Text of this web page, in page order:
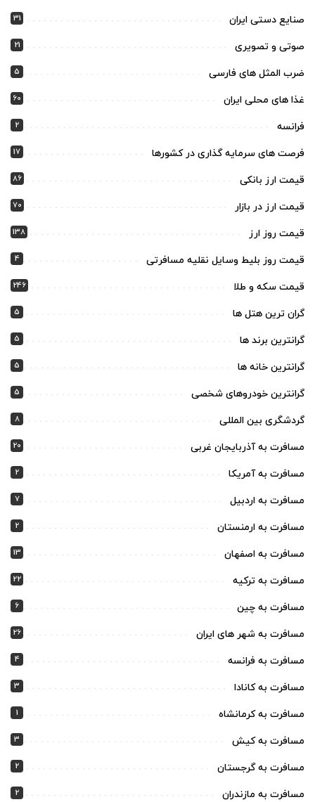
صنایع دستی ایران 31
صوتی و تصویری 21
ضرب المثل های فارسی 5
غذا های محلی ایران 60
فرانسه 2
فرصت های سرمایه گذاری در کشورها 17
قیمت ارز بانکی 86
قیمت ارز در بازار 70
قیمت روز ارز 138
قیمت روز بلیط وسایل نقلیه مسافرتی 4
قیمت سکه و طلا 246
گران ترین هتل ها 5
گرانترین برند ها 5
گرانترین خانه ها 5
گرانترین خودروهای شخصی 5
گردشگری بین المللی 8
مسافرت به آذربایجان غربی 20
مسافرت به آمریکا 2
مسافرت به اردبیل 7
مسافرت به ارمنستان 2
مسافرت به اصفهان 13
مسافرت به ترکیه 22
مسافرت به چین 6
مسافرت به شهر های ایران 26
مسافرت به فرانسه 4
مسافرت به کانادا 3
مسافرت به کرمانشاه 1
مسافرت به کیش 3
مسافرت به گرجستان 2
مسافرت به مازندران 2